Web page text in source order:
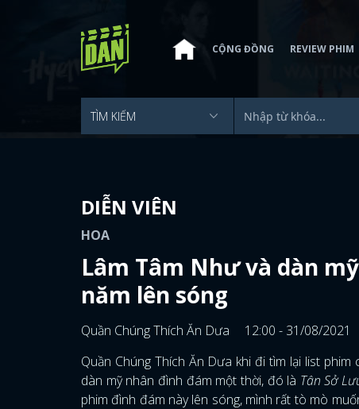
CỘNG ĐỒNG REVIEW PHIM
DIỄN VIÊN
HOA
Lâm Tâm Như và dàn
năm lên sóng
Quần Chúng Thích Ăn Dưa
12:00 - 31/08/2021
Quần Chúng Thích Ăn Dưa khi đi tìm lại list
dàn mỹ nhân đình đám một thời, đó là Tân Sở
phim đình đám này lên sóng, mình rất tò mò